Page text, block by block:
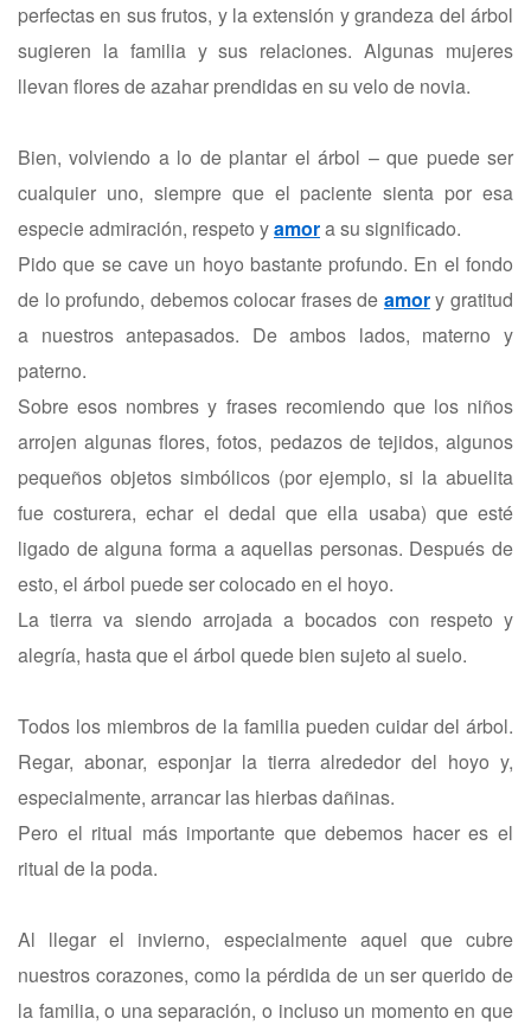
perfectas en sus frutos, y la extensión y grandeza del árbol
sugieren la familia y sus relaciones. Algunas mujeres
llevan flores de azahar prendidas en su velo de novia.
Bien, volviendo a lo de plantar el árbol – que puede ser
cualquier uno, siempre que el paciente sienta por esa
especie admiración, respeto yamora su significado.
Pido que se cave un hoyo bastante profundo. En el fondo
de lo profundo, debemos colocar frases de amory gratitud
a nuestros antepasados. De ambos lados, materno y
paterno.
Sobre esos nombres y frases recomiendo que los niños
arrojen algunas flores, fotos, pedazos de tejidos, algunos
pequeños objetos simbólicos (por ejemplo, si la abuelita
fue costurera, echar el dedal que ella usaba) que esté
ligado de alguna forma a aquellas personas. Después de
esto, el árbol puede ser colocado en el hoyo.
La tierra va siendo arrojada a bocados con respeto y
alegría, hasta que el árbol quede bien sujeto al suelo.
Todos los miembros de la familia pueden cuidar del árbol.
Regar, abonar, esponjar la tierra alrededor del hoyo y,
especialmente, arrancar las hierbas dañinas.
Pero el ritual más importante que debemos hacer es el
ritual de la poda.
Al llegar el invierno, especialmente aquel que cubre
nuestros corazones, como la pérdida de un ser querido de
la familia, o una separación, o incluso un momento en que